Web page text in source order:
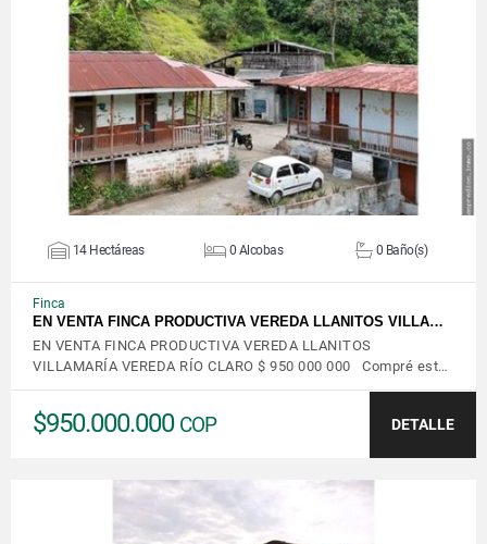
VER DETALLES
14 Hectáreas 0 Alcobas 0 Baño(s)
Finca
EN VENTA FINCA PRODUCTIVA VEREDA LLANITOS VILLA…
EN VENTA FINCA PRODUCTIVA VEREDA LLANITOS
VILLAMARÍA VEREDA RÍO CLARO $ 950 000 000 Compré est…
$950.000.000 COP DETALLE